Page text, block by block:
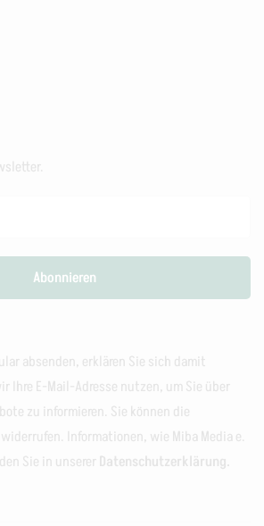
absenden, erklären Sie sich damit
Ihre E-Mail-Adresse nutzen, um Sie über
zu informieren. Sie können die
Informationen, wie Miba Media e.
Sie in unserer Datenschutzerklärung.